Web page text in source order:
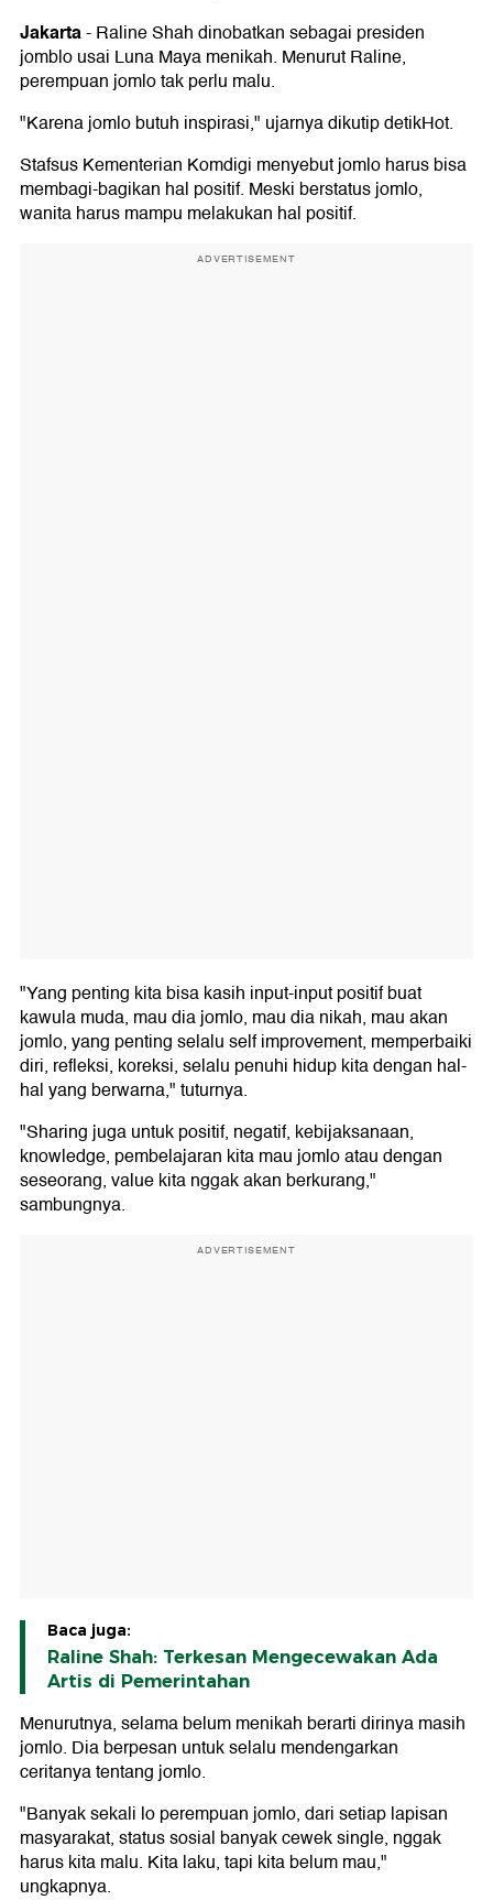
Jakarta-Raline Shah dinobatkan sebagai presiden
jomblo usai Luna Maya menikah. Menurut Raline,
perempuan jomlo tak perlu malu.
"Karena jomlo butuh inspirasi," ujarnya dikutip detikHot.
Stafsus Kementerian Komdigi menyebut jomlo harus bisa
membagi-bagikan hal positif. Meski berstatus jomlo,
wanita harus mampu melakukan hal positif.
ADVERTISEMENT
"Yang penting kita bisa kasih input-input positif buat
kawula muda, mau dia jomlo, mau dia nikah, mau akan
jomlo, yang penting selalu self improvement, memperbaiki
diri, refleksi, koreksi, selalu penuhi hidup kita dengan hal-
hal yang berwarna," tuturnya.
"Sharing juga untuk positif, negatif, kebijaksanaan,
knowledge, pembelajaran kita mau jomlo atau dengan
seseorang, value kita nggak akan berkurang,"
sambungnya.
ADVERTISEMENT
Baca juga:
Raline Shah: Terkesan Mengecewakan Ada
Artis di Pemerintahan
Menurutnya, selama belum menikah berarti dirinya masih
jomlo. Dia berpesan untuk selalu mendengarkan
ceritanya tentang jomlo.
"Banyak sekali lo perempuan jomlo, dari setiap lapisan
masyarakat, status sosial banyak cewek single, nggak
harus kita malu. Kita laku, tapi kita belum mau,"
ungkapnya.